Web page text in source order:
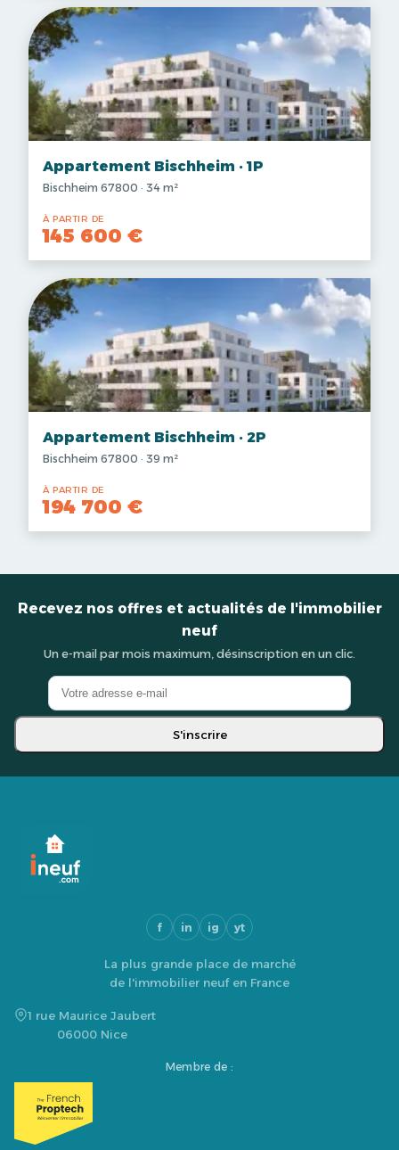
Appartement Bischheim · 1P
Bischheim 67800 · 34 m²
À PARTIR DE
145 600 €
Appartement Bischheim · 2P
Bischheim 67800 · 39 m²
À PARTIR DE
194 700 €
Recevez nos offres et actualités de l'immobilier
neuf
Un e-mail par mois maximum, désinscription en un clic.
S'inscrire
f in ig yt
La plus grande place de marché
de l'immobilier neuf en France
1 rue Maurice Jaubert
06000 Nice
Membre de :